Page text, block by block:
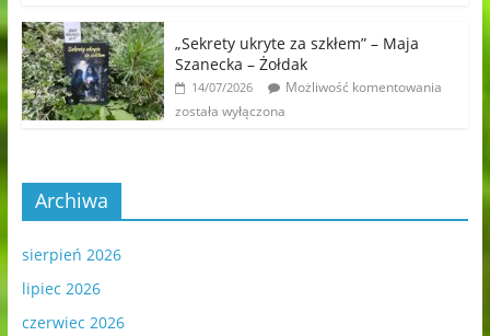
„Sekrety ukryte za szkłem” – Maja
Szanecka – Żołdak
14/07/2026
Możliwość komentowania
została wyłączona
Archiwa
sierpień 2026
lipiec 2026
czerwiec 2026